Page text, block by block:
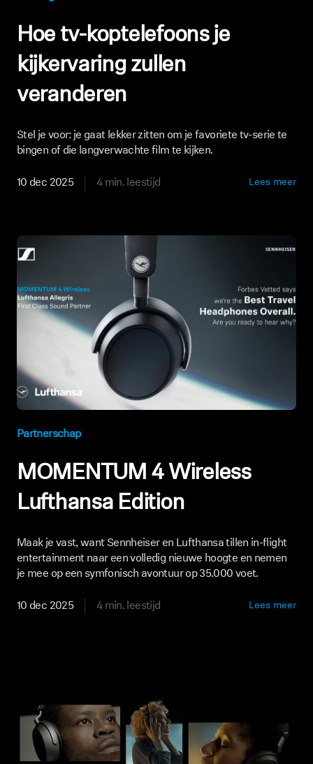
Hoe tv-koptelefoons je
kijkervaring zullen
veranderen
Stel je voor: je gaat lekker zitten om je favoriete tv-serie te
bingen of die langverwachte film te kijken.
10 dec 2025 4 min. leestijd Lees meer
Partnerschap
MOMENTUM 4 Wireless
Lufthansa Edition
Maak je vast, want Sennheiser en Lufthansa tillen in-flight
entertainment naar een volledig nieuwe hoogte en nemen
je mee op een symfonisch avontuur op 35.000 voet.
10 dec 2025 4 min. leestijd Lees meer